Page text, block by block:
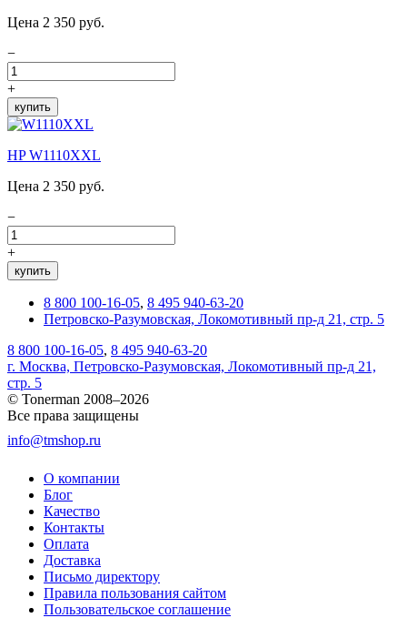
Цена 2 350 руб.
−
+
купить
HP W1110XXL
Цена 2 350 руб.
−
+
купить
8 800 100-16-05, 8 495 940-63-20
Петровско-Разумовская, Локомотивный пр-д 21, стр. 5
8 800 100-16-05, 8 495 940-63-20
г. Москва, Петровско-Разумовская, Локомотивный пр-д 21,
стр. 5
© Tonerman 2008–2026
Все права защищены
info@tmshop.ru
О компании
Блог
Качество
Контакты
Оплата
Доставка
Письмо директору
Правила пользования сайтом
Пользовательское соглашение